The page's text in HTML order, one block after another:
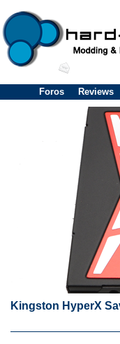
Foros Reviews
Kingston HyperX